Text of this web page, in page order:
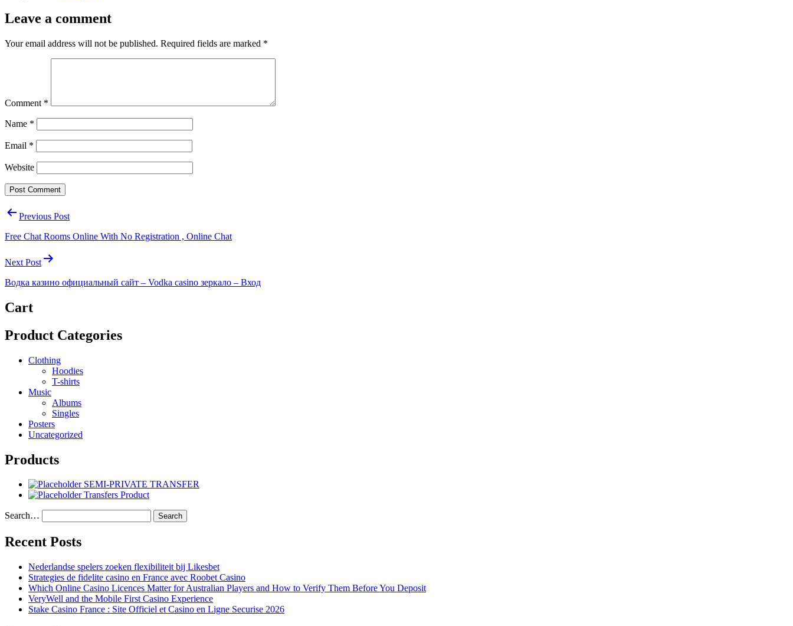
Leave a comment
Your email address will not be published. Required fields are marked *
Comment *
Name *
Email *
Website
PostPrevious Post
Free Chat Rooms Online With No Registration , Online Chat
Next Post
Водка казино официальный сайт – Vodka casino зеркало – Вход
Cart
Product Categories
Clothing
Hoodies
T-shirts
Music
Albums
Singles
Posters
Uncategorized
Products
SEMI-PRIVATE TRANSFER
Transfers Product
Search…
Recent Posts
Nederlandse spelers zoeken flexibiliteit bij Likesbet
Strategies de fidelite casino en France avec Roobet Casino
Which Online Casino Licences Matter for Australian Players and How to Verify Them Before You Deposit
VeryWell and the Mobile First Casino Experience
Stake Casino France : Site Officiel et Casino en Ligne Securise 2026